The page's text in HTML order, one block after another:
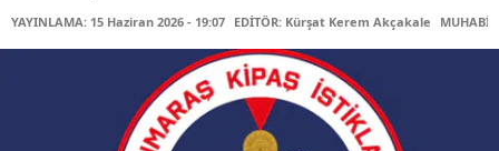
YAYINLAMA: 15 Haziran 2026 - 19:07 EDİTÖR: Kürşat Kerem Akçakale